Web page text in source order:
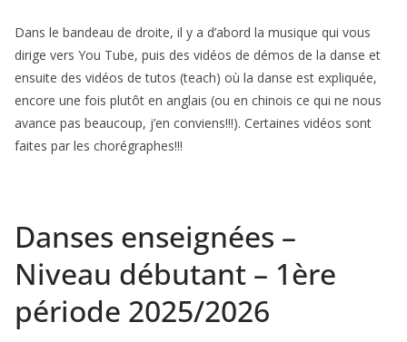
Dans le bandeau de droite, il y a d’abord la musique qui vous
dirige vers You Tube, puis des vidéos de démos de la danse et
ensuite des vidéos de tutos (teach) où la danse est expliquée,
encore une fois plutôt en anglais (ou en chinois ce qui ne nous
avance pas beaucoup, j’en conviens!!!). Certaines vidéos sont
faites par les chorégraphes!!!
Danses enseignées –
Niveau débutant – 1ère
période 2025/2026